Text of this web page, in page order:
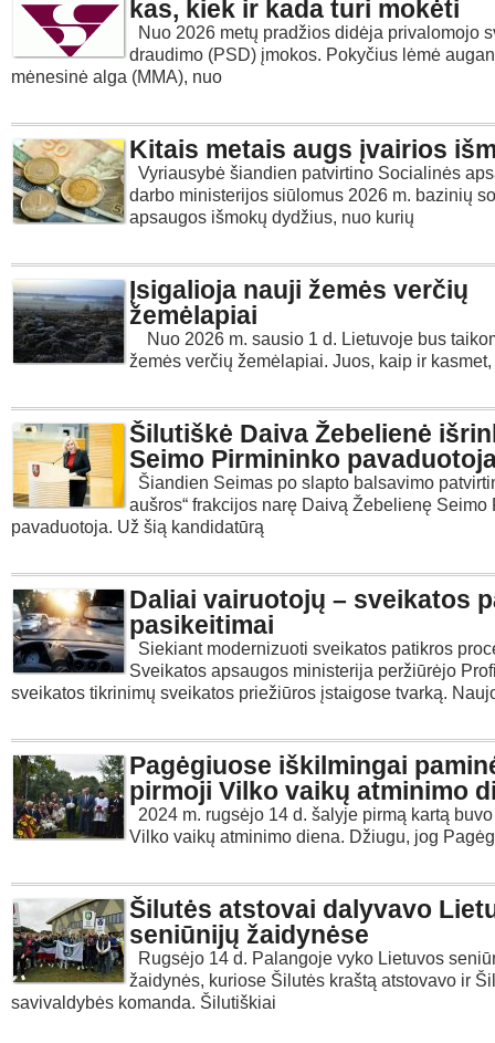
kas, kiek ir kada turi mokėti
Nuo 2026 metų pradžios didėja privalomojo
draudimo (PSD) įmokos. Pokyčius lėmė
mėnesinė alga (MMA), nuo
Kitais metais augs įvairios
Vyriausybė šiandien patvirtino Socialinės
darbo ministerijos siūlomus 2026 m. bazinių
apsaugos išmokų dydžius, nuo kurių
Įsigalioja nauji žemės verčių
žemėlapiai
Nuo 2026 m. sausio 1 d. Lietuvoje bus
žemės verčių žemėlapiai. Juos, kaip ir kasmet,
Šilutiškė Daiva Žebelienė
Seimo Pirmininko
Šiandien Seimas po slapto balsavimo
aušros“ frakcijos narę Daivą Žebelienę Seimo
pavaduotoja. Už šią kandidatūrą
Daliai vairuotojų – sveikatos
pasikeitimai
Siekiant modernizuoti sveikatos patikros
Sveikatos apsaugos ministerija peržiūrėjo
sveikatos tikrinimų sveikatos priežiūros įstaigose tvarką.
Pagėgiuose iškilmingai
pirmoji Vilko vaikų atminimo
2024 m. rugsėjo 14 d. šalyje pirmą kartą
Vilko vaikų atminimo diena. Džiugu, jog
Šilutės atstovai dalyvavo
seniūnijų žaidynėse
Rugsėjo 14 d. Palangoje vyko Lietuvos
žaidynės, kuriose Šilutės kraštą atstovavo ir
savivaldybės komanda. Šilutiškiai